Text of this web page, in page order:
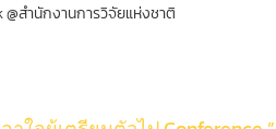
สำนักงานการวิจัยแห่งชาติ